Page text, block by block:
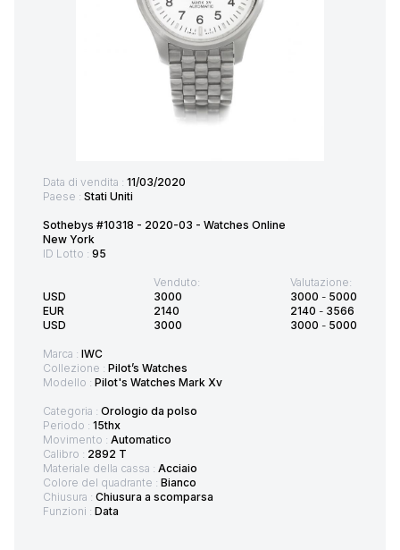
Data di vendita : 11/03/2020
Paese : Stati Uniti
Sothebys #10318 - 2020-03 - Watches Online
New York
ID Lotto : 95
USD
EUR
USD
Venduto:
3000
2140
3000
Valutazione:
3000 - 5000
2140 - 3566
3000 - 5000
Marca : IWC
Collezione : Pilot’s Watches
Modello : Pilot's Watches Mark Xv
Categoria : Orologio da polso
Periodo : 15thx
Movimento : Automatico
Calibro : 2892 T
Materiale della cassa : Acciaio
Colore del quadrante : Bianco
Chiusura : Chiusura a scomparsa
Funzioni : Data